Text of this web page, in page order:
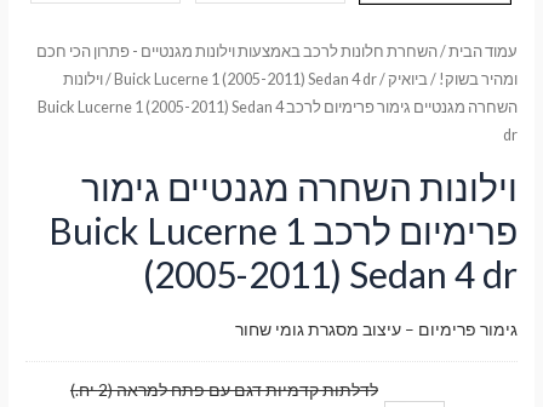
עמוד הבית/השחרת חלונות לרכב באמצעות וילונות מגנטיים - פתרון הכי חכם
ומהיר בשוק! /ביואיק/
Buick Lucerne 1 (2005-2011) Sedan 4 dr / וילונות
השחרה מגנטיים גימור פרימיום לרכב Buick Lucerne 1 (2005-2011) Sedan 4
dr
וילונות השחרה מגנטיים גימור
פרימיום לרכב Buick Lucerne 1
(2005-2011) Sedan 4 dr
גימור פרימיום – עיצוב מסגרת גומי שחור
לדלתות קדמיות דגם עם פתח למראה (2 יח.)